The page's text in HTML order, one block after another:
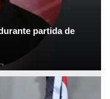
partida de